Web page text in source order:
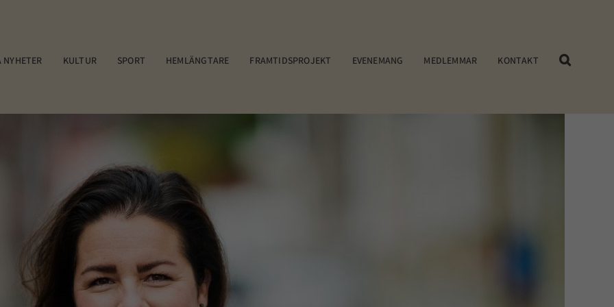
NYHETER KULTUR SPORT HEMLÄNGTARE FRAMTIDSPROJEKT EVENEMANG MEDLEMMAR KONTAKT